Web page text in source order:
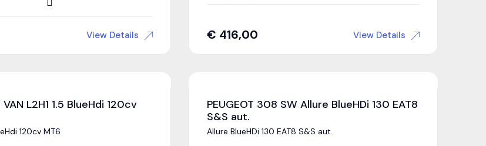
View Details € 416,00 View Details
VAN L2H1 1.5 BlueHdi 120cv
120cv MT6
PEUGEOT 308 SW Allure BlueHDi 130 EAT8
S&S aut.
Allure BlueHDi 130 EAT8 S&S aut.